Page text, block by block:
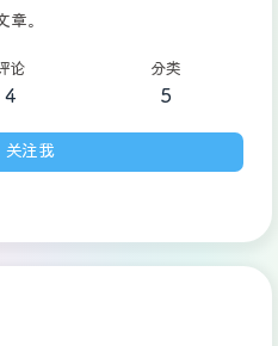
章。
论
4
分类
5
关注我